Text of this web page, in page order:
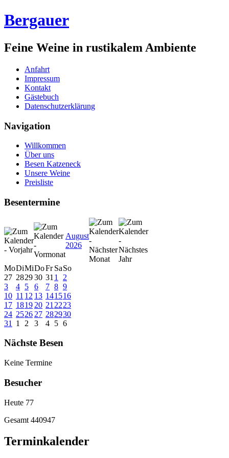
Bergauer
Feine Weine in rustikalem Ambiente
Anfahrt
Impressum
Kontakt
Gästebuch
Datenschutzerklärung
Navigation
Willkommen
Über uns
Besen Katzeneck
Unsere Weine
Preisliste
Besentermine
August
2026
MoDiMiDoFr SaSo
27 282930 31 1
2
3
4 5 6 7 8 9
10 11 12 13 141516
17 1819 20 21 2223
24 2526 27 282930
31
1 2 3 4 5 6
Nächste Besen
Keine Termine
Besucher
Heute 77
Gesamt 440947
Terminkalender